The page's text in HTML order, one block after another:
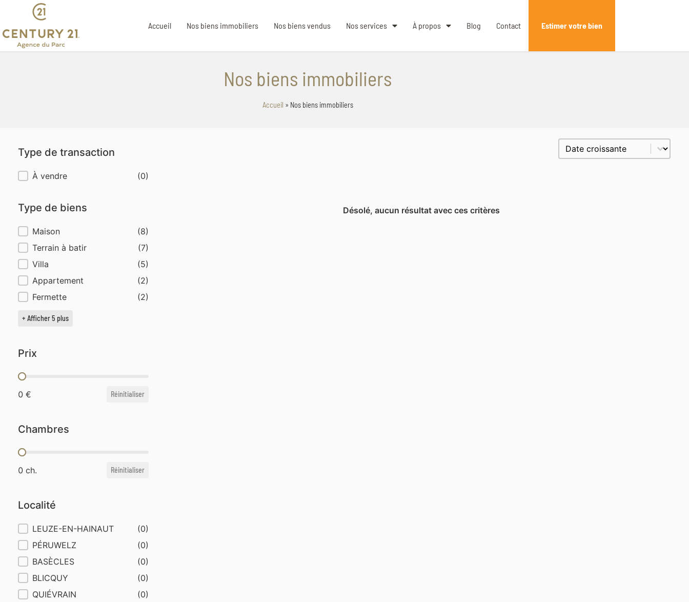
Accueil Nos biens immobiliers Nos biens vendus Nos services À propos Blog Contact Estimer votre bien
Nos biens immobiliers
Accueil » Nos biens immobiliers
Type de transaction
Type de transaction
À vendre (0)
Type de biens
Type de biens
Maison
(8)
Terrain à batir
(7)
Villa
(5)
Appartement
(2)
Fermette
(2)
+ Afficher 5 plus
Prix
Prix
0 € Réinitialiser
Chambres
Chambres
0 ch. Réinitialiser
Localité
Localité
LEUZE-EN-HAINAUT
(0)
PÉRUWELZ
(0)
BASÈCLES
(0)
BLICQUY
(0)
QUIÉVRAIN
(0)
Trier par prix
Trier le contenu
Désolé, aucun résultat avec ces critères